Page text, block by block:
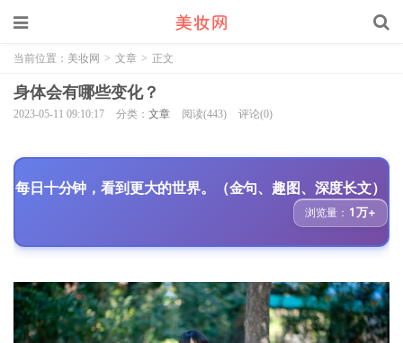
当前位置： 美妆网 > 文章 > 正文
身体会有哪些变化？
2023-05-11 09:10:17 分类： 文章 阅读(443) 评论(0)
每日十分钟，看到更大的世界。（金句、趣图、深度长文）
浏览量： 1万+